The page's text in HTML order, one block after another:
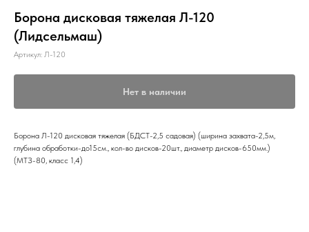
Борона дисковая тяжелая Л-120
(Лидсельмаш)
Артикул: Л-120
Нет в наличии
Борона Л-120 дисковая тяжелая (БДСТ-2,5 садовая) (ширина захвата-2,5м,
глубина обработки-до15см., кол-во дисков-20шт., диаметр дисков-650мм.)
(МТЗ-80, класс 1,4)